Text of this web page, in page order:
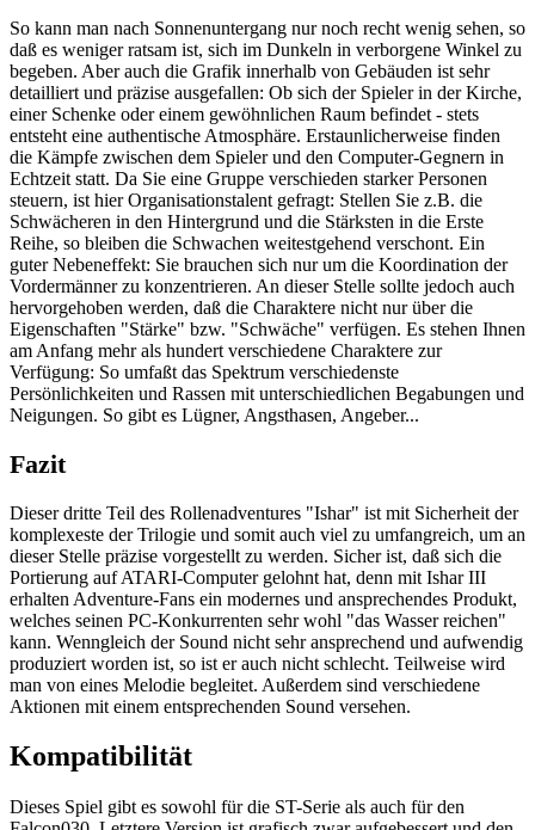
So kann man nach Sonnenuntergang nur noch recht wenig sehen, so
daß es weniger ratsam ist, sich im Dunkeln in verborgene Winkel zu
begeben. Aber auch die Grafik innerhalb von Gebäuden ist sehr
detailliert und präzise ausgefallen: Ob sich der Spieler in der Kirche,
einer Schenke oder einem gewöhnlichen Raum befindet - stets
entsteht eine authentische Atmosphäre. Erstaunlicherweise finden
die Kämpfe zwischen dem Spieler und den Computer-Gegnern in
Echtzeit statt. Da Sie eine Gruppe verschieden starker Personen
steuern, ist hier Organisationstalent gefragt: Stellen Sie z.B. die
Schwächeren in den Hintergrund und die Stärksten in die Erste
Reihe, so bleiben die Schwachen weitestgehend verschont. Ein
guter Nebeneffekt: Sie brauchen sich nur um die Koordination der
Vordermänner zu konzentrieren. An dieser Stelle sollte jedoch auch
hervorgehoben werden, daß die Charaktere nicht nur über die
Eigenschaften "Stärke" bzw. "Schwäche" verfügen. Es stehen Ihnen
am Anfang mehr als hundert verschiedene Charaktere zur
Verfügung: So umfaßt das Spektrum verschiedenste
Persönlichkeiten und Rassen mit unterschiedlichen Begabungen und
Neigungen. So gibt es Lügner, Angsthasen, Angeber...
Fazit
Dieser dritte Teil des Rollenadventures "Ishar" ist mit Sicherheit der
komplexeste der Trilogie und somit auch viel zu umfangreich, um an
dieser Stelle präzise vorgestellt zu werden. Sicher ist, daß sich die
Portierung auf ATARI-Computer gelohnt hat, denn mit Ishar III
erhalten Adventure-Fans ein modernes und ansprechendes Produkt,
welches seinen PC-Konkurrenten sehr wohl "das Wasser reichen"
kann. Wenngleich der Sound nicht sehr ansprechend und aufwendig
produziert worden ist, so ist er auch nicht schlecht. Teilweise wird
man von eines Melodie begleitet. Außerdem sind verschiedene
Aktionen mit einem entsprechenden Sound versehen.
Kompatibilität
Dieses Spiel gibt es sowohl für die ST-Serie als auch für den